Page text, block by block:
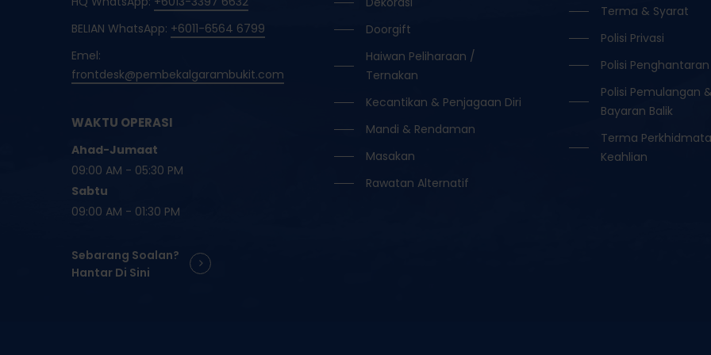
BELIAN WhatsApp: +6011-6564 6799
Emel:
frontdesk@pembekalgarambukit.com
WAKTU OPERASI
Ahad-Jumaat
09:00 AM - 05:30 PM
Sabtu
09:00 AM - 01:30 PM
Sebarang Soalan?
Hantar Di Sini
Doorgift
Haiwan Peliharaan /
Ternakan
Kecantikan & Penjagaan Diri
Mandi & Rendaman
Masakan
Rawatan Alternatif
Terma & Syarat
Polisi Privasi
Polisi Penghantaran
Polisi Pemulangan
Bayaran Balik
Terma
Keahlian